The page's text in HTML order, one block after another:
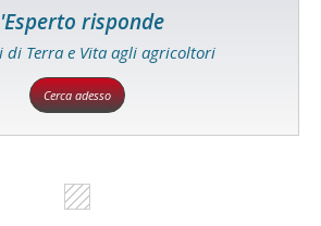
risponde
di Terra e Vita agli agricoltori
Cerca adesso